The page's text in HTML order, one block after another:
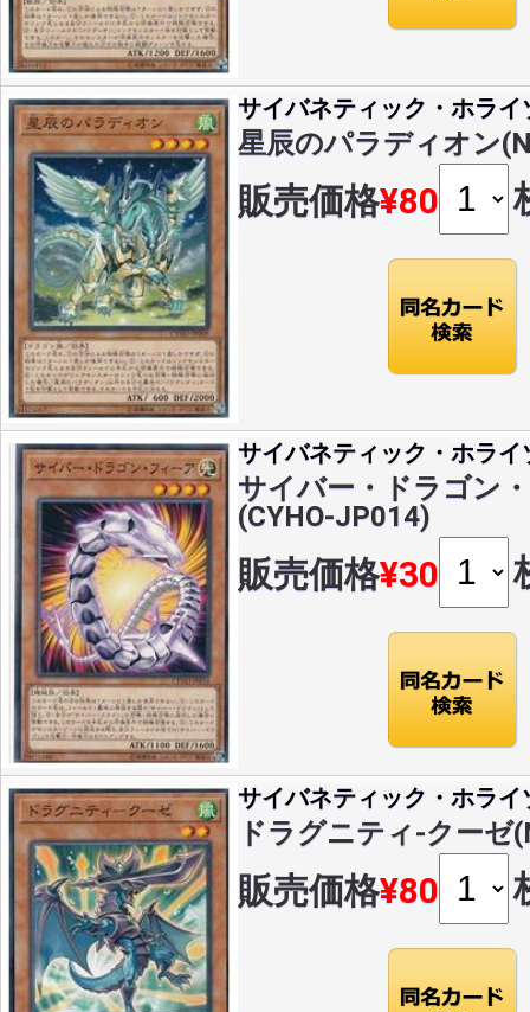
サイバネティック・ホライ
星辰のパラディオン
販売価格¥80
サイバネティック・ホライ
サイバー・ドラゴン
(CYHO-JP014)
販売価格¥30
サイバネティック・ホライ
ドラグニティ-クーゼ
販売価格¥80